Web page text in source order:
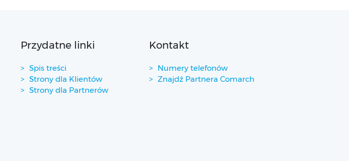
Przydatne linki
Spis treści
Strony dla Klientów
Strony dla Partnerów
Kontakt
Numery telefonów
Znajdź Partnera Comarch